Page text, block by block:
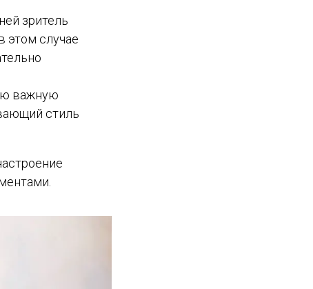
зритель
этом случае
важную
стиль